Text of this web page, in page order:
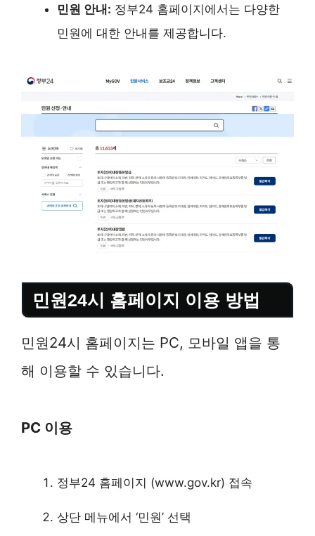
민원 안내: 정부24 홈페이지에서는 다양한
민원에 대한 안내를 제공합니다.
민원24시 홈페이지 이용 방법
민원24시 홈페이지는 PC, 모바일 앱을 통
해 이용할 수 있습니다.
PC 이용
정부24 홈페이지 (www.gov.kr) 접속
상단 메뉴에서 ‘민원’ 선택